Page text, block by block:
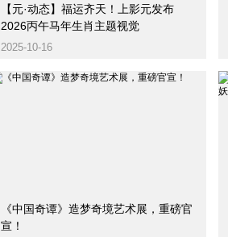
【元·动态】福运齐天！上影元发布
2026丙午马年生肖主题视觉
2025-10-16
《中国奇谭》造梦奇境艺术展，重磅官
宣！